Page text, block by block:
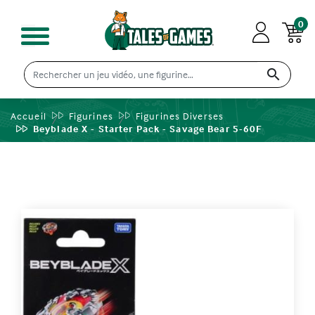

0
Accueil Figurines
Figurines Diverses
Beyblade X - Starter Pack - Savage Bear 5-60F